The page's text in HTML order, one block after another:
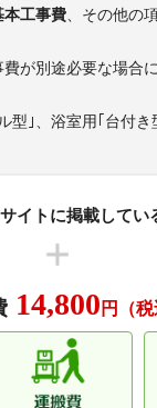
本工事費 、その他の
が別途必要な場合
型｣、浴室用｢台付き
イトに掲載してい
14,800 円（